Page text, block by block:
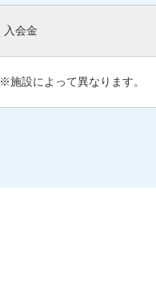
入会金
※施設によって異なります。